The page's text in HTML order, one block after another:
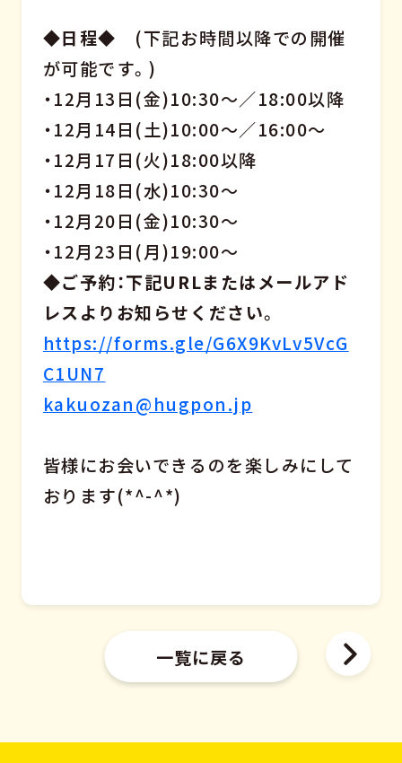
◆日程◆ (下記お時間以降での開催
が可能です。)
・12月13日(金)10:30～／18:00以降
・12月14日(土)10:00～／16:00～
・12月17日(火)18:00以降
・12月18日(水)10:30～
・12月20日(金)10:30～
・12月23日(月)19:00～
◆ご予約：下記URLまたはメールアド
レスよりお知らせください。
https://forms.gle/G6X9KvLv5VcG
C1UN7
kakuozan@hugpon.jp
皆様にお会いできるのを楽しみにして
おります(*^-^*)
一覧に戻る